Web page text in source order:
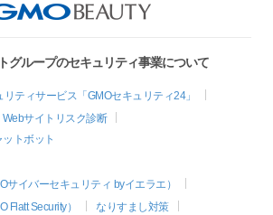
グループのセキュリティ事業について
ティサービス「GMOセキュリティ24」
Webサイトリスク診断
トボット
サイバーセキュリティ byイエラエ）
Flatt Security）
なりすまし対策